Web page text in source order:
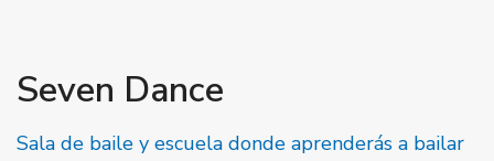
Seven Dance
Sala de baile y escuela donde aprenderás a bailar